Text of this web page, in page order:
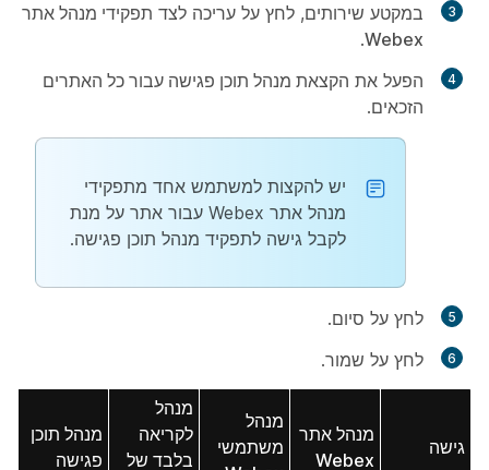
במקטע שירותים, לחץ על עריכה לצד תפקידי מנהל אתר
Webex
.
הפעל את הקצאת מנהל תוכן פגישה עבור כל האתרים
הזכאים.
יש להקצות למשתמש אחד מתפקידי
מנהל אתר Webex עבור אתר על מנת
לקבל גישה לתפקיד מנהל תוכן פגישה.
לחץ על סיום.
לחץ על שמור.
גישה
מנהל אתר
Webex
מנהל
משתמשי
מנהל
לקריאה
בלבד של
מנהל תוכן
פגישה